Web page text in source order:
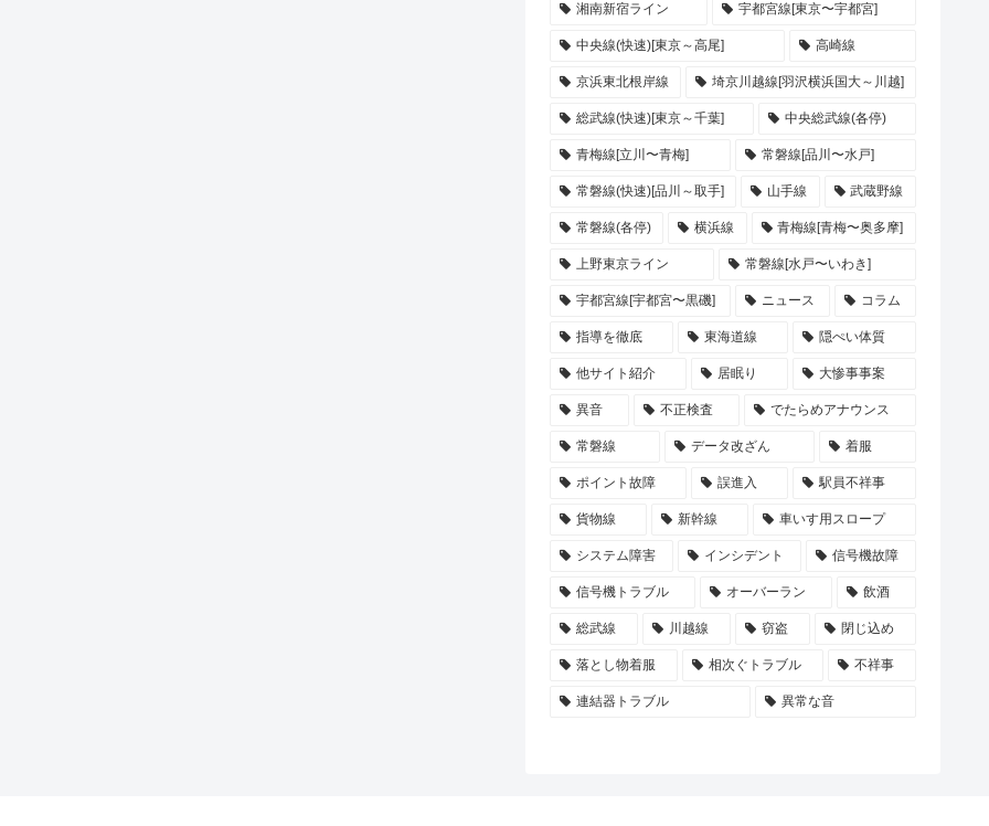
湘南新宿ライン 宇都宮線[東京〜宇都宮]
中央線(快速)[東京～高尾] 高崎線
京浜東北根岸線 埼京川越線[羽沢横浜国大～川越]
総武線(快速)[東京～千葉] 中央総武線(各停)
青梅線[立川〜青梅] 常磐線[品川〜水戸]
常磐線(快速)[品川～取手] 山手線 武蔵野線
常磐線(各停) 横浜線 青梅線[青梅〜奥多摩]
上野東京ライン 常磐線[水戸〜いわき]
宇都宮線[宇都宮〜黒磯] ニュース コラム
指導を徹底 東海道線 隠ぺい体質
他サイト紹介 居眠り 大惨事事案
異音 不正検査 でたらめアナウンス
常磐線 データ改ざん 着服
ポイント故障 誤進入 駅員不祥事
貨物線 新幹線 車いす用スロープ
システム障害 インシデント 信号機故障
信号機トラブル オーバーラン 飲酒
総武線 川越線 窃盗 閉じ込め
落とし物着服 相次ぐトラブル 不祥事
連結器トラブル 異常な音